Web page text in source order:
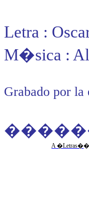
Letra :
M�sica :
Grabado por
A �Letras�